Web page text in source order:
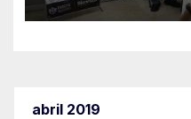
abril 2019